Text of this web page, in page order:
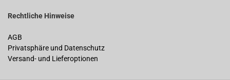
Rechtliche Hinweise
AGB
Privatsphäre und Datenschutz
Versand- und Lieferoptionen